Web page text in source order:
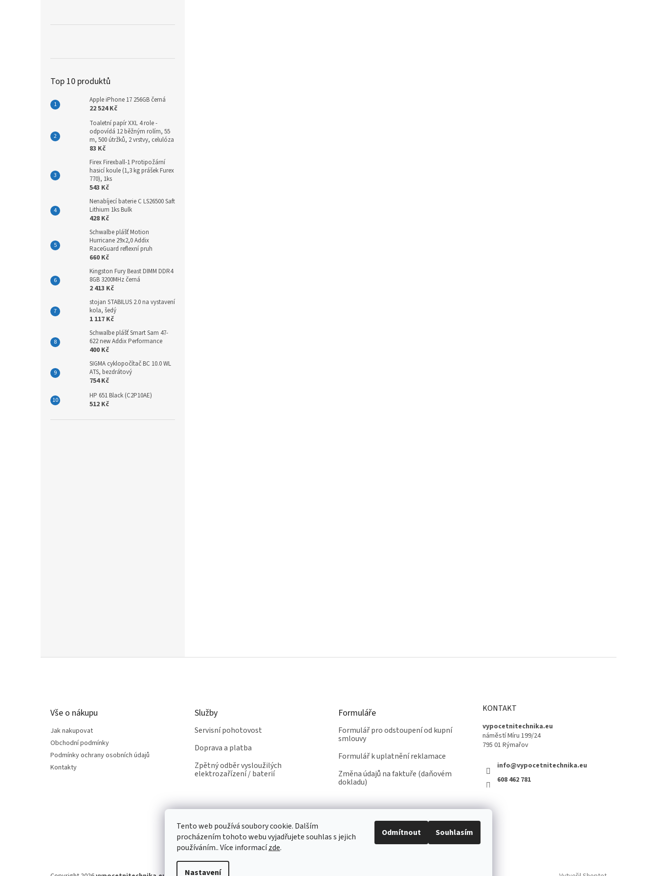
Tento web používá soubory cookie. Dalším
procházením tohoto webu vyjadřujete souhlas s jejich
používáním.. Více informacízde.
Nastavení
Odmítnout Souhlasím
Top 10 produktů
Apple iPhone 17 256GB černá
22 524 Kč
Toaletní papír XXL 4 role -
odpovídá 12 běžným rolím, 55
m, 500 útržků, 2 vrstvy, celulóza
83 Kč
Firex Firexball-1 Protipožární
hasicí koule (1,3 kg prášek Furex
770), 1ks
543 Kč
Nenabíjecí baterie C LS26500 Saft
Lithium 1ks Bulk
428 Kč
Schwalbe plášť Motion
Hurricane 29x2,0 Addix
RaceGuard reflexní pruh
660 Kč
Kingston Fury Beast DIMM DDR4
8GB 3200MHz černá
2 413 Kč
stojan STABILUS 2.0 na vystavení
kola, šedý
1 117 Kč
Schwalbe plášť Smart Sam 47-
622 new Addix Performance
400 Kč
SIGMA cyklopočítač BC 10.0 WL
ATS, bezdrátový
754 Kč
HP 651 Black (C2P10AE)
512 Kč
Vše o nákupu
Jak nakupovat
Obchodní podmínky
Podmínky ochrany osobních údajů
Kontakty
Služby
Servisní pohotovost
Doprava a platba
Zpětný odběr vysloužilých
elektrozařízení / baterií
Formuláře
Formulář pro odstoupení od kupní
smlouvy
Formulář k uplatnění reklamace
Změna údajů na faktuře (daňovém
dokladu)
KONTAKT
vypocetnitechnika.eu
náměstí Míru 199/24
795 01 Rýmařov
info@vypocetnitechnika.eu
608 462 781